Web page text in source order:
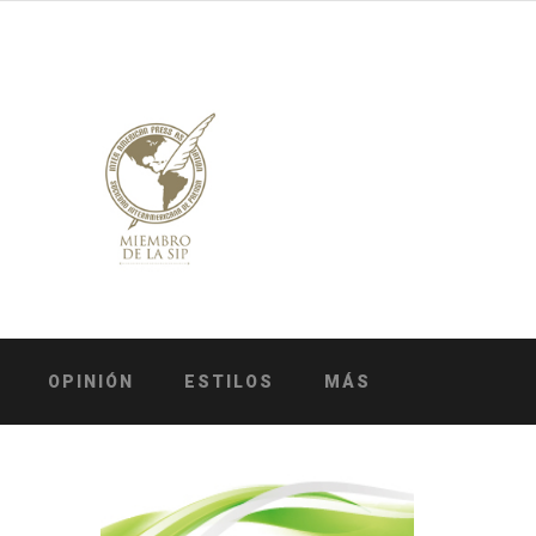
OPINIÓN ESTILOS MÁS